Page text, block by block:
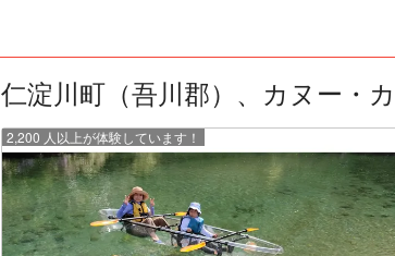
仁淀川町（吾川郡）、カヌー・
2,200 人以上が体験しています！